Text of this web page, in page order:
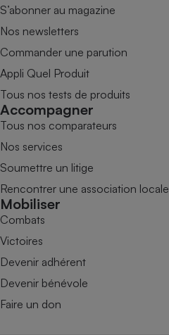
S’abonner au magazine
Nos newsletters
Commander une parution
Appli Quel Produit
Tous nos tests de produits
Accompagner
Tous nos comparateurs
Nos services
Soumettre un litige
Rencontrer une association locale
Mobiliser
Combats
Victoires
Devenir adhérent
Devenir bénévole
Faire un don